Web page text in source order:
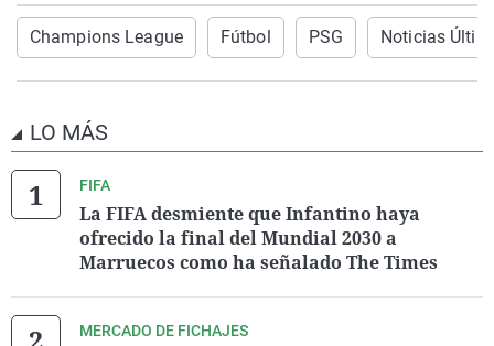
Champions League Fútbol PSG Noticias
LO MÁS
FIFA
La FIFA desmiente que Infantino haya
ofrecido la final del Mundial 2030 a
Marruecos como ha señalado The Times
MERCADO DE FICHAJES